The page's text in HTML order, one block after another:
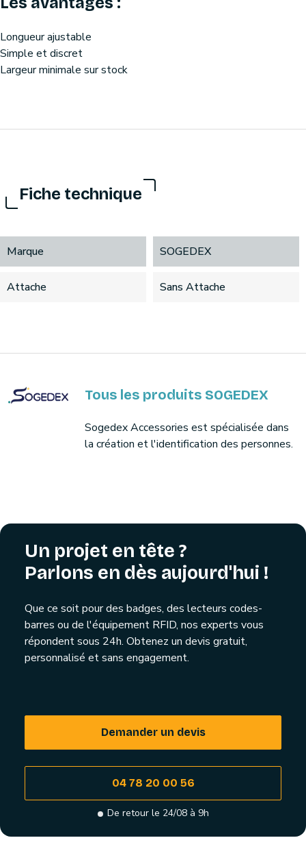
Longueur ajustable
Simple et discret
Largeur minimale sur stock
Fiche technique
Marque SOGEDEX
Attache Sans Attache
Tous les produits SOGEDEX
Sogedex Accessories est spécialisée dans
la création et l'identification des personnes.
Un projet en tête ?
Parlons en dès aujourd'hui !
Que ce soit pour des badges, des lecteurs codes-
barres ou de l'équipement RFID, nos experts vous
répondent sous 24h. Obtenez un devis gratuit,
personnalisé et sans engagement.
Demander un devis
04 78 20 00 56
De retour le 24/08 à 9h